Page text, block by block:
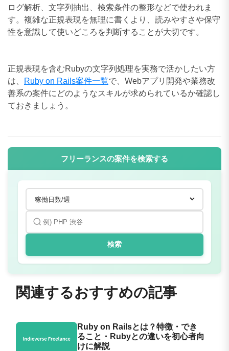
ログ解析、文字列抽出、検索条件の整形などで使われま
す。複雑な正規表現を無理に書くより、読みやすさや保守
性を意識して使いどころを判断することが大切です。
正規表現を含むRubyの文字列処理を実務で活かしたい方
は、
Ruby on Rails案件一覧で、Webアプリ開発や業務改
善系の案件にどのようなスキルが求められているか確認し
ておきましょう。
フリーランスの案件を検索する
検索
関連するおすすめの記事
Ruby on Railsとは？特徴・でき
ること・Rubyとの違いを初心者向
けに解説